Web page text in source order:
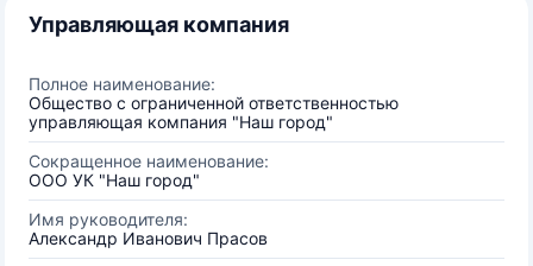
Управляющая компания
Полное наименование:
Общество с ограниченной ответственностью
управляющая компания "Наш город"
Сокращенное наименование:
ООО УК "Наш город"
Имя руководителя:
Александр Иванович Прасов